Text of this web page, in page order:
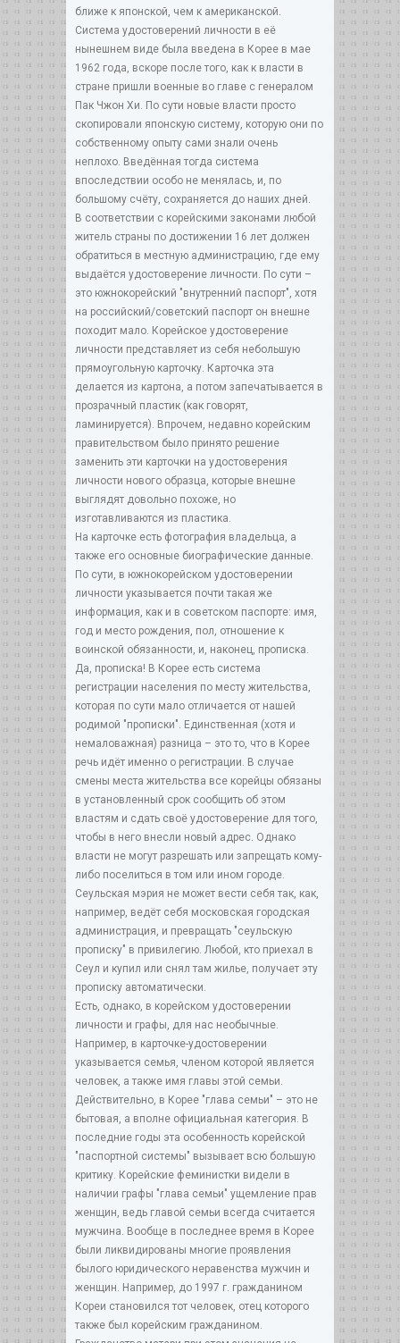
ближе к японской, чем к американской.
Система удостоверений личности в её
нынешнем виде была введена в Корее в мае
1962 года, вскоре после того, как к власти в
стране пришли военные во главе с генералом
Пак Чжон Хи. По сути новые власти просто
скопировали японскую систему, которую они по
собственному опыту сами знали очень
неплохо. Введённая тогда система
впоследствии особо не менялась, и, по
большому счёту, сохраняется до наших дней.
В соответствии с корейскими законами любой
житель страны по достижении 16 лет должен
обратиться в местную администрацию, где ему
выдаётся удостоверение личности. По сути –
это южнокорейский "внутренний паспорт", хотя
на российский/советский паспорт он внешне
походит мало. Корейское удостоверение
личности представляет из себя небольшую
прямоугольную карточку. Карточка эта
делается из картона, а потом запечатывается в
прозрачный пластик (как говорят,
ламинируется). Впрочем, недавно корейским
правительством было принято решение
заменить эти карточки на удостоверения
личности нового образца, которые внешне
выглядят довольно похоже, но
изготавливаются из пластика.
На карточке есть фотография владельца, а
также его основные биографические данные.
По сути, в южнокорейском удостоверении
личности указывается почти такая же
информация, как и в советском паспорте: имя,
год и место рождения, пол, отношение к
воинской обязанности, и, наконец, прописка.
Да, прописка! В Корее есть система
регистрации населения по месту жительства,
которая по сути мало отличается от нашей
родимой "прописки". Единственная (хотя и
немаловажная) разница – это то, что в Корее
речь идёт именно о регистрации. В случае
смены места жительства все корейцы обязаны
в установленный срок сообщить об этом
властям и сдать своё удостоверение для того,
чтобы в него внесли новый адрес. Однако
власти не могут разрешать или запрещать кому-
либо поселиться в том или ином городе.
Сеульская мэрия не может вести себя так, как,
например, ведёт себя московская городская
администрация, и превращать "сеульскую
прописку" в привилегию. Любой, кто приехал в
Сеул и купил или снял там жилье, получает эту
прописку автоматически.
Есть, однако, в корейском удостоверении
личности и графы, для нас необычные.
Например, в карточке-удостоверении
указывается семья, членом которой является
человек, а также имя главы этой семьи.
Действительно, в Корее "глава семьи" – это не
бытовая, а вполне официальная категория. В
последние годы эта особенность корейской
"паспортной системы" вызывает всю большую
критику. Корейские феминистки видели в
наличии графы "глава семьи" ущемление прав
женщин, ведь главой семьи всегда считается
мужчина. Вообще в последнее время в Корее
были ликвидированы многие проявления
былого юридического неравенства мужчин и
женщин. Например, до 1997 г. гражданином
Кореи становился тот человек, отец которого
также был корейским гражданином.